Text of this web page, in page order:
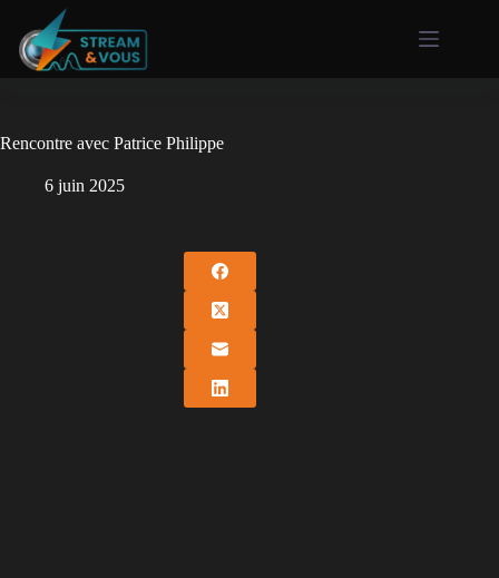
Rencontre avec Patrice Philippe
6 juin 2025